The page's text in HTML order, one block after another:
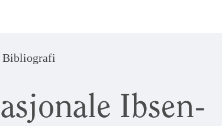
Bibliografi
Ibsen-